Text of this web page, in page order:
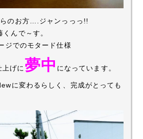
のお方….ジャンっっっ!!
んで～す。
ジでのモタード仕様
上げに 夢中 になっています。
に変わるらしく、完成がとっても